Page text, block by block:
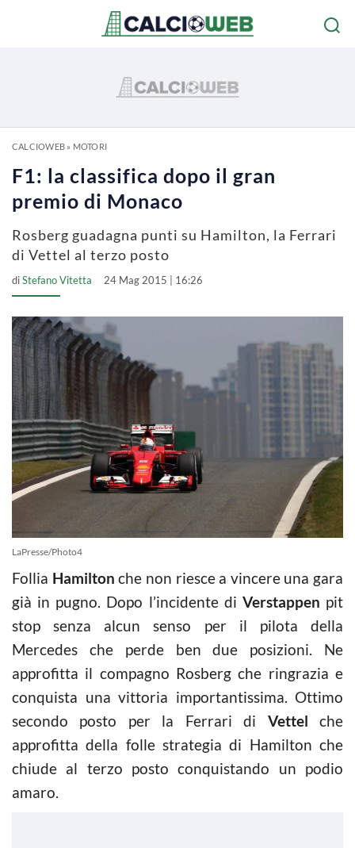
CALCIOWEB» MOTORI
F1: la classifica dopo il gran
premio di Monaco
Rosberg guadagna punti su Hamilton, la Ferrari
di Vettel al terzo posto
diStefano Vitetta 24 Mag 2015 | 16:26
LaPresse/Photo4
Follia Hamilton che non riesce a vincere una gara
già in pugno. Dopo l’incidente di Verstappen pit
stop senza alcun senso per il pilota della
Mercedes che perde ben due posizioni. Ne
approfitta il compagno Rosberg che ringrazia e
conquista una vittoria importantissima. Ottimo
secondo posto per la Ferrari di Vettel che
approfitta della folle strategia di Hamilton che
chiude al terzo posto conquistando un podio
amaro.